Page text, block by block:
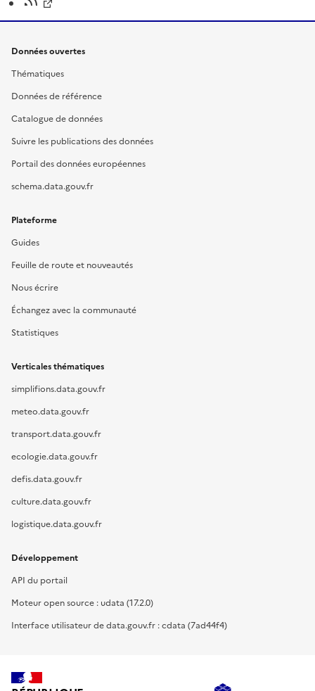
Données ouvertes
Thématiques
Données de référence
Catalogue de données
Suivre les publications des données
Portail des données européennes
schema.data.gouv.fr
Plateforme
Guides
Feuille de route et nouveautés
Nous écrire
Échangez avec la communauté
Statistiques
Verticales thématiques
simplifions.data.gouv.fr
meteo.data.gouv.fr
transport.data.gouv.fr
ecologie.data.gouv.fr
defis.data.gouv.fr
culture.data.gouv.fr
logistique.data.gouv.fr
Développement
API du portail
Moteur open source : udata (17.2.0)
Interface utilisateur de data.gouv.fr : cdata (7ad44f4)